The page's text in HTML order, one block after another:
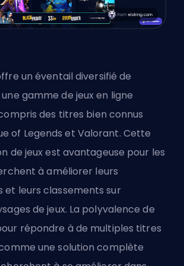
un éventail diversifié de
gamme de jeux en ligne
des titres bien connus
of Legends et Valorant. Cette
de jeux est avantageuse pour les
à améliorer leurs
leurs classements sur
de jeux. La polyvalence de
répondre à de multiples titres
une solution complète